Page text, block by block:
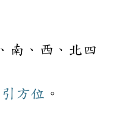
南、西、北四
方位 。